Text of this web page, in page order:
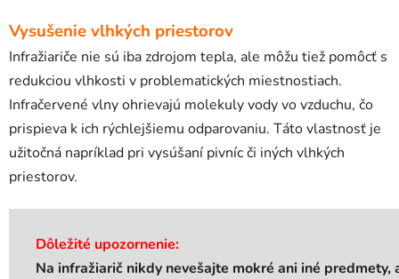
Vysušenie vlhkých priestorov
Infražiariče nie sú iba zdrojom tepla, ale môžu tiež pomôcť s
redukciou vlhkosti v problematických miestnostiach.
Infračervené vlny ohrievajú molekuly vody vo vzduchu, čo
prispieva k ich rýchlejšiemu odparovaniu. Táto vlastnosť je
užitočná napríklad pri vysúšaní pivníc či iných vlhkých
priestorov.
Dôležité upozornenie:
Na infražiarič nikdy nevešajte mokré ani iné